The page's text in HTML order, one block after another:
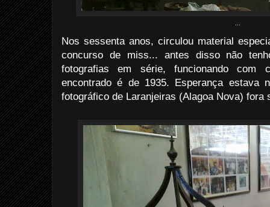
Nos sessenta anos, circulou material
concurso de miss... antes disso não
fotografias em série, funcionando com
encontrado é de 1935. Esperança estava
fotográfico de Laranjeiras (Alagoa Nova) fora